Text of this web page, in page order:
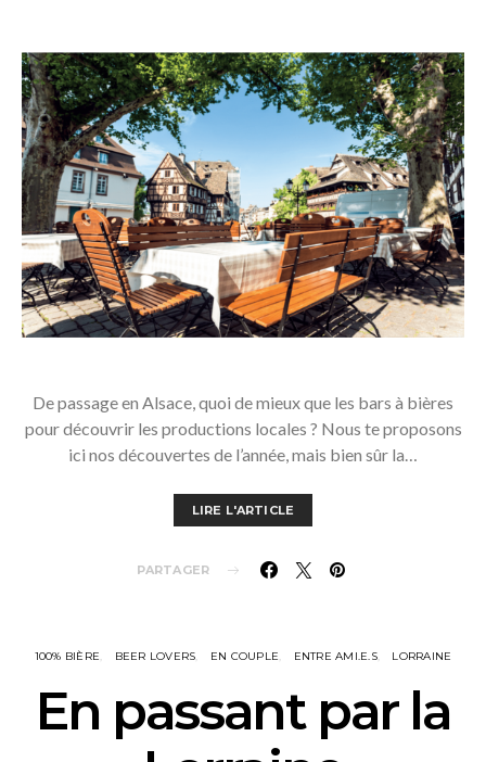
De passage en Alsace, quoi de mieux que les bars à bières
pour découvrir les productions locales ? Nous te proposons
ici nos découvertes de l’année, mais bien sûr la…
LIRE L'ARTICLE
PARTAGER
100% BIÈRE BEER LOVERS EN COUPLE ENTRE AMI.E.S LORRAINE
En passant par la